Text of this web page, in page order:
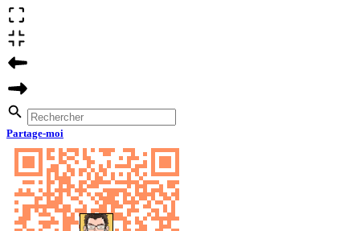
Partage-moi